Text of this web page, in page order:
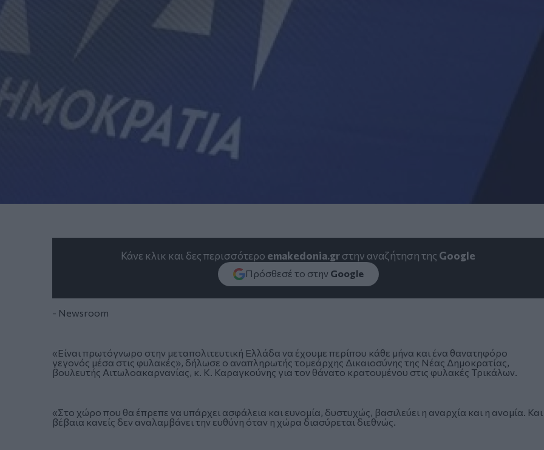
Κάνε κλικ και δες περισσότερο emakedonia.grστην αναζήτηση της Google
Πρόσθεσέ το στην Google
- Newsroom
«Είναι πρωτόγνωρο στην μεταπολιτευτική Ελλάδα να έχουμε περίπου κάθε μήνα και ένα θανατηφόρο
γεγονός μέσα στις φυλακές», δήλωσε ο αναπληρωτής τομεάρχης Δικαιοσύνης της Νέας Δημοκρατίας,
βουλευτής Αιτωλοακαρνανίας, κ. Κ. Καραγκούνης για τον θάνατο κρατουμένου στις φυλακές Τρικάλων.
«Στο χώρο που θα έπρεπε να υπάρχει ασφάλεια και ευνομία, δυστυχώς, βασιλεύει η αναρχία και η ανομία. Και
βέβαια κανείς δεν αναλαμβάνει την ευθύνη όταν η χώρα διασύρεται διεθνώς.